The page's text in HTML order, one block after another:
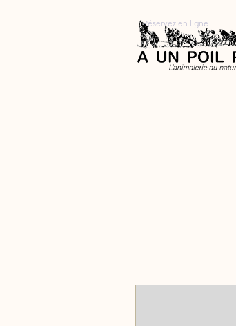
Réservez en ligne